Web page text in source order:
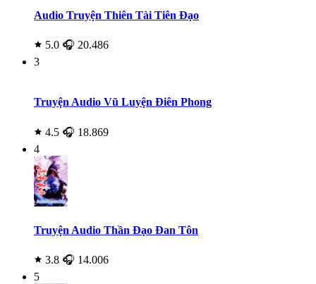
Audio Truyện Thiên Tài Tiên Đạo
5.0 🎧 20.486
3
Truyện Audio Vũ Luyện Điên Phong
4.5 🎧 18.869
4
Truyện Audio Thần Đạo Đan Tôn
3.8 🎧 14.006
5